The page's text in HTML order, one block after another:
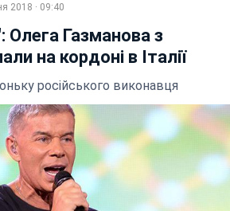
2018 · 09:40
Газманова з
на кордоні в Італії
російського виконавця